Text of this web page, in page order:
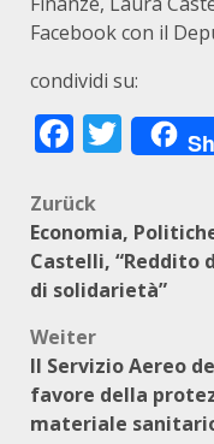
Facebook con il
condividi su:
Zurück
Economia,
Castelli, “Reddito
di solidarietà”
Weiter
Il Servizio Aereo
favore della
materiale